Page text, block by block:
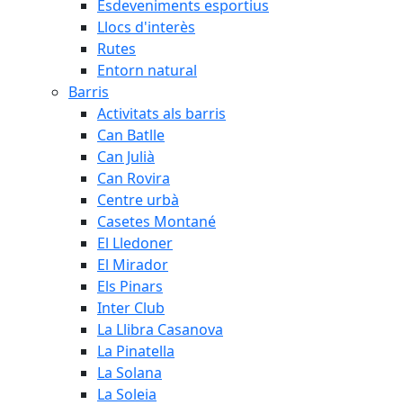
Esdeveniments esportius
Llocs d'interès
Rutes
Entorn natural
Barris
Activitats als barris
Can Batlle
Can Julià
Can Rovira
Centre urbà
Casetes Montané
El Lledoner
El Mirador
Els Pinars
Inter Club
La Llibra Casanova
La Pinatella
La Solana
La Soleia